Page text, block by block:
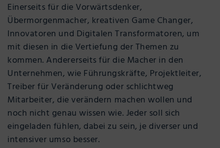
Einerseits für die Vorwärtsdenker,
Übermorgenmacher, kreativen Game Changer,
Innovatoren und Digitalen Transformatoren, um
mit diesen in die Vertiefung der Themen zu
kommen. Andererseits für die Macher in den
Unternehmen, wie Führungskräfte, Projektleiter,
Treiber für Veränderung oder schlichtweg
Mitarbeiter, die verändern machen wollen und
noch nicht genau wissen wie. Jeder soll sich
eingeladen fühlen, dabei zu sein, je diverser und
intensiver umso besser.